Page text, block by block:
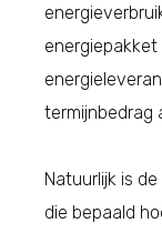
termijnbedrag
Natuurlijk is
die bepaald